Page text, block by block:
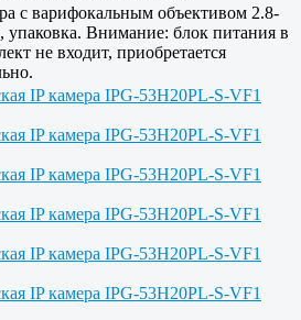
с варифокальным объективом 2.8-
упаковка. Внимание: блок питания в
не входит, приобретается